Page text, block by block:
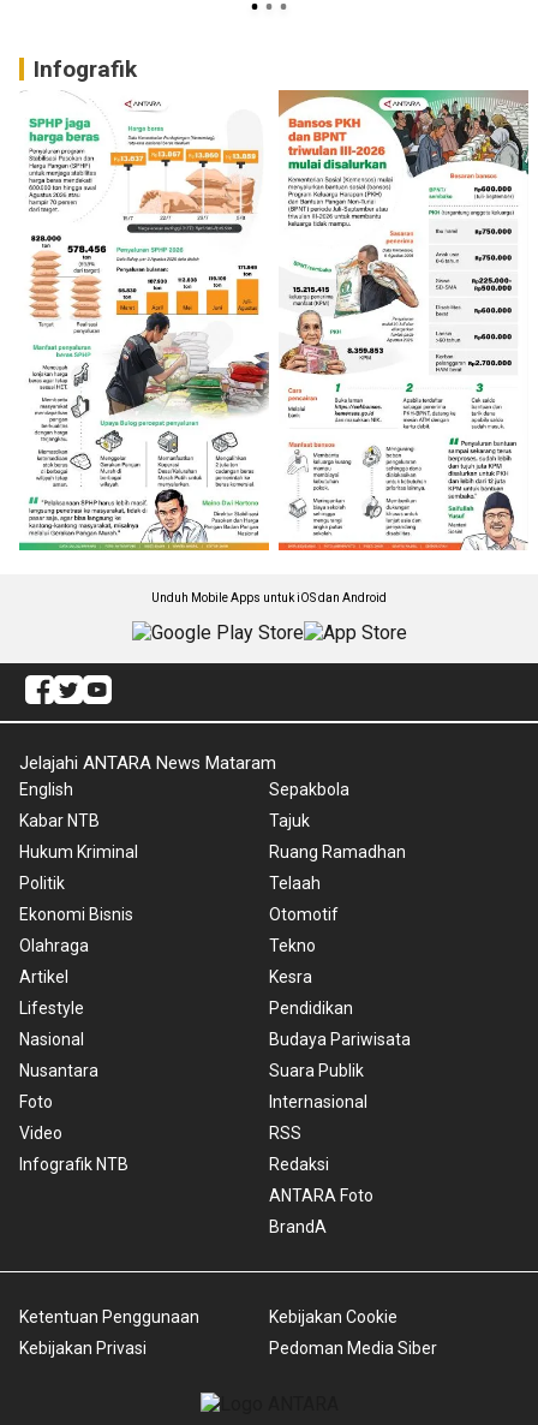
Infografik
Unduh Mobile Apps untuk iOS dan Android
Jelajahi ANTARA News Mataram
English
Kabar NTB
Hukum Kriminal
Politik
Ekonomi Bisnis
Olahraga
Artikel
Lifestyle
Nasional
Nusantara
Foto
Video
Infografik NTB
Sepakbola
Tajuk
Ruang Ramadhan
Telaah
Otomotif
Tekno
Kesra
Pendidikan
Budaya Pariwisata
Suara Publik
Internasional
RSS
Redaksi
ANTARA Foto
BrandA
Ketentuan Penggunaan
Kebijakan Privasi
Kebijakan Cookie
Pedoman Media Siber